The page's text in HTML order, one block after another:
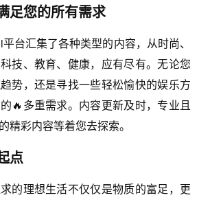
足您的所有需求
台汇集了各种类型的内容，从时尚、
技、教育、健康，应有尽有。无论您
势，还是寻找一些轻松愉快的娱乐方
🔥多重需求。内容更新及时，专业且
精彩内容等着您去探索。
点
的理想生活不仅仅是物质的富足，更